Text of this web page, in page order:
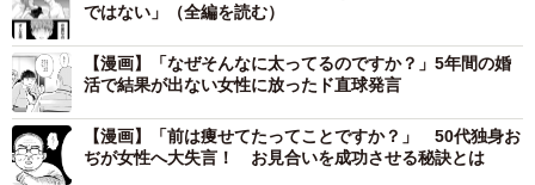
ではない」（全編を読む）
【漫画】「なぜそんなに太ってるのですか？」5年間の婚
活で結果が出ない女性に放ったド直球発言
【漫画】「前は痩せてたってことですか？」 50代独身お
ぢが女性へ大失言！ お見合いを成功させる秘訣とは